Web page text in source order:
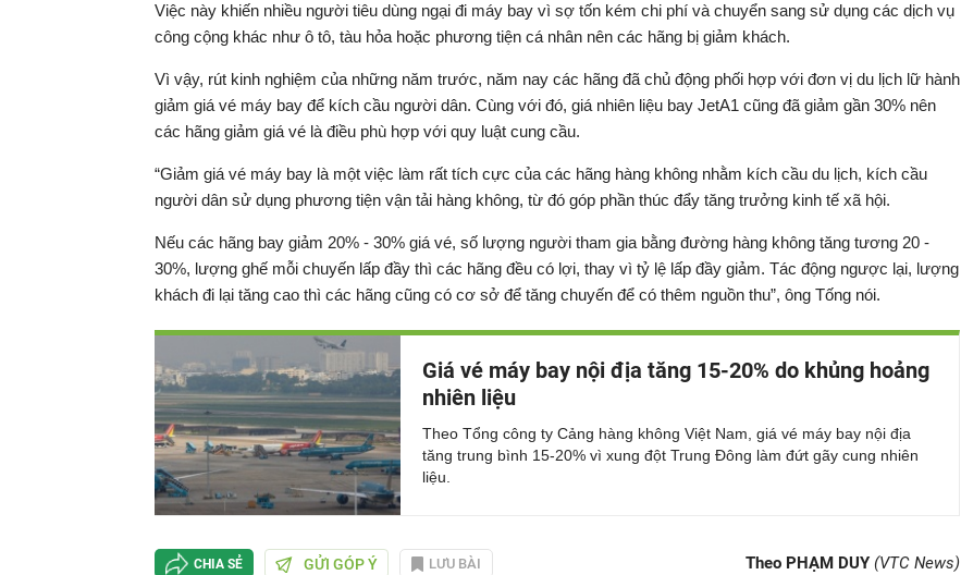
Việc này khiến nhiều người tiêu dùng ngại đi máy bay vì sợ tốn kém chi phí và chuyển sang sử dụng các dịch vụ
công cộng khác như ô tô, tàu hỏa hoặc phương tiện cá nhân nên các hãng bị giảm khách.
Vì vậy, rút kinh nghiệm của những năm trước, năm nay các hãng đã chủ động phối hợp với đơn vị du lịch lữ hành
giảm giá vé máy bay để kích cầu người dân. Cùng với đó, giá nhiên liệu bay JetA1 cũng đã giảm gần 30% nên
các hãng giảm giá vé là điều phù hợp với quy luật cung cầu.
“Giảm giá vé máy bay là một việc làm rất tích cực của các hãng hàng không nhằm kích cầu du lịch, kích cầu
người dân sử dụng phương tiện vận tải hàng không, từ đó góp phần thúc đẩy tăng trưởng kinh tế xã hội.
Nếu các hãng bay giảm 20% - 30% giá vé, số lượng người tham gia bằng đường hàng không tăng tương 20 -
30%, lượng ghế mỗi chuyến lấp đầy thì các hãng đều có lợi, thay vì tỷ lệ lấp đầy giảm. Tác động ngược lại, lượng
khách đi lại tăng cao thì các hãng cũng có cơ sở để tăng chuyến để có thêm nguồn thu”, ông Tống nói.
Giá vé máy bay nội địa tăng 15-20% do khủng hoảng
nhiên liệu
Theo Tổng công ty Cảng hàng không Việt Nam, giá vé máy bay nội địa
tăng trung bình 15-20% vì xung đột Trung Đông làm đứt gãy cung nhiên
liệu.
CHIA SẺ GỬI GÓP Ý LƯU BÀI Theo PHẠM DUY (VTC News)